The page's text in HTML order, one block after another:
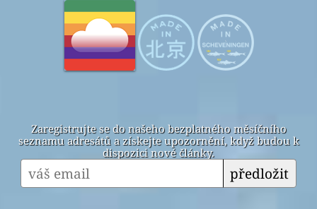
Zaregistrujte se do našeho bezplatného měsíčního
seznamu adresátů a získejte upozornění, když budou k
dispozici nové články.
předložit